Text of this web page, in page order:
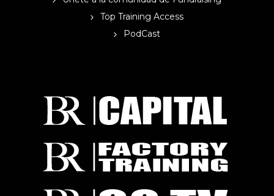
Top Training Access
PodCast